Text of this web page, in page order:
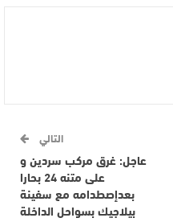
التالي
عاجل: غرق مركب سردين و
على متنه 24 بحارا
بعدإصطدامه مع سفينة
بيلاجيك بسواحل الداخلة